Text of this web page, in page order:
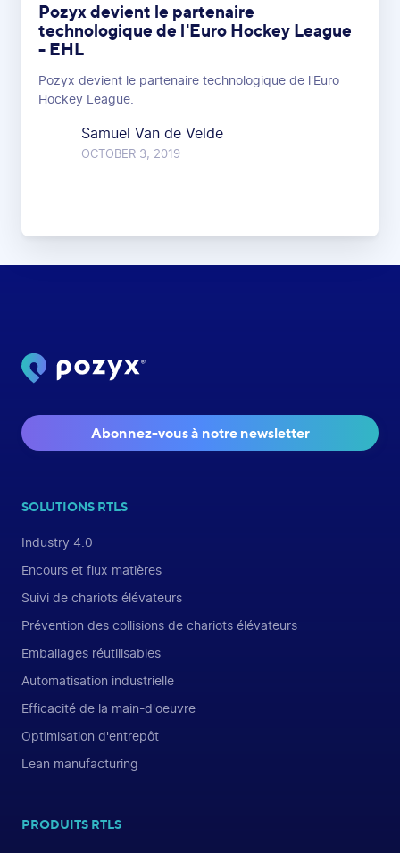
Pozyx devient le partenaire
technologique de l'Euro Hockey League
- EHL
Pozyx devient le partenaire technologique de l'Euro
Hockey League.
Samuel Van de Velde
OCTOBER 3, 2019
Abonnez-vous à notre newsletter
SOLUTIONS RTLS
Industry 4.0
Encours et flux matières
Suivi de chariots élévateurs
Prévention des collisions de chariots élévateurs
Emballages réutilisables
Automatisation industrielle
Efficacité de la main-d'oeuvre
Optimisation d'entrepôt
Lean manufacturing
PRODUITS RTLS